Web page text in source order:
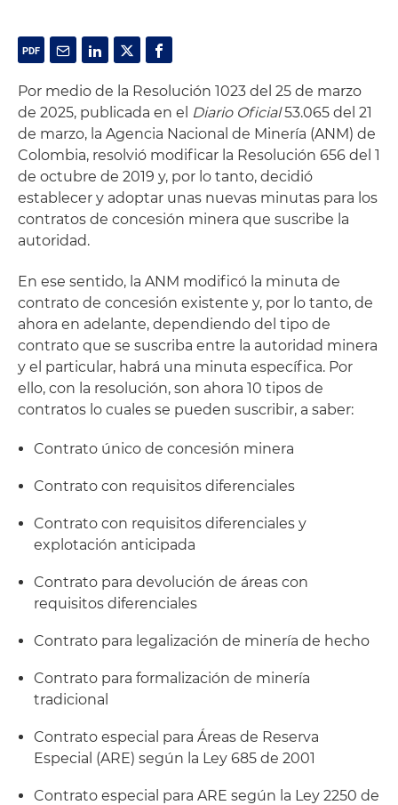
Por medio de la Resolución 1023 del 25 de marzo
de 2025, publicada en el Diario Oficial53.065 del 21
de marzo, la Agencia Nacional de Minería (ANM) de
Colombia, resolvió modificar la Resolución 656 del 1
de octubre de 2019 y, por lo tanto, decidió
establecer y adoptar unas nuevas minutas para los
contratos de concesión minera que suscribe la
autoridad.
En ese sentido, la ANM modificó la minuta de
contrato de concesión existente y, por lo tanto, de
ahora en adelante, dependiendo del tipo de
contrato que se suscriba entre la autoridad minera
y el particular, habrá una minuta específica. Por
ello, con la resolución, son ahora 10 tipos de
contratos lo cuales se pueden suscribir, a saber:
Contrato único de concesión minera
Contrato con requisitos diferenciales
Contrato con requisitos diferenciales y
explotación anticipada
Contrato para devolución de áreas con
requisitos diferenciales
Contrato para legalización de minería de hecho
Contrato para formalización de minería
tradicional
Contrato especial para Áreas de Reserva
Especial (ARE) según la Ley 685 de 2001
Contrato especial para ARE según la Ley 2250 de